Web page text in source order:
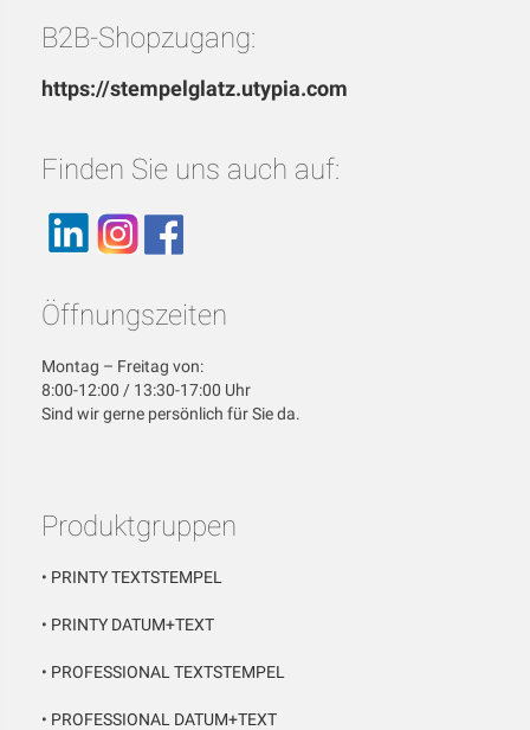
B2B-Shopzugang:
https://stempelglatz.utypia.com
Finden Sie uns auch auf:
Öffnungszeiten
Montag – Freitag von:
8:00-12:00 / 13:30-17:00 Uhr
Sind wir gerne persönlich für Sie da.
Produktgruppen
• PRINTY TEXTSTEMPEL
• PRINTY DATUM+TEXT
• PROFESSIONAL TEXTSTEMPEL
• PROFESSIONAL DATUM+TEXT